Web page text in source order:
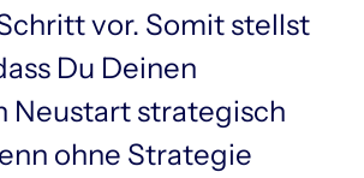
vor. Somit stellst
Du Deinen
Neustart strategisch
ohne Strategie